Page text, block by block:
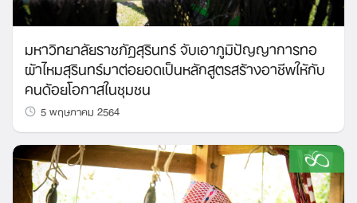
มหาวิทยาลัยราชภัฏสุรินทร์ จับเอาภูมิปัญญาการทอ
ผ้าไหมสุรินทร์มาต่อยอดเป็นหลักสูตรสร้างอาชีพให้กับ
คนด้อยโอกาสในชุมชน
5 พฤษภาคม 2564